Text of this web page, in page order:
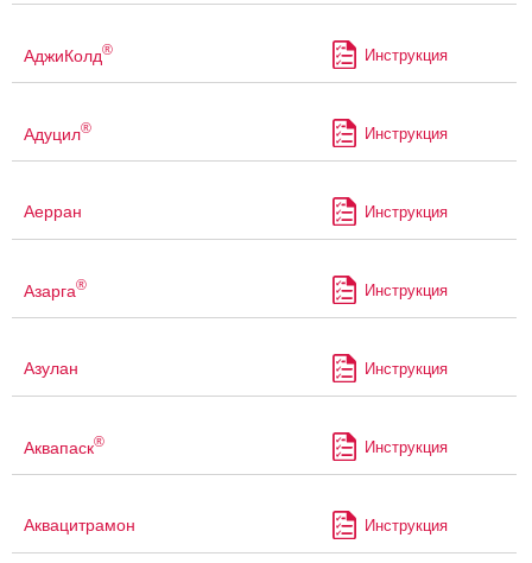
АджиКолд® Инструкция
Адуцил® Инструкция
Аерран Инструкция
Азарга® Инструкция
Азулан Инструкция
Аквапаск® Инструкция
Аквацитрамон Инструкция